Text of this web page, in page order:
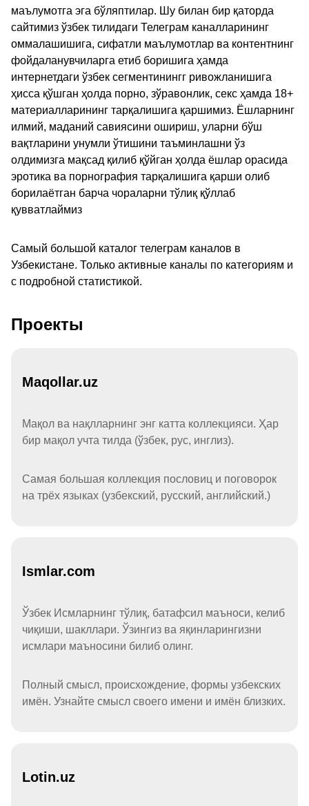
маълумотга эга бўляптилар. Шу билан бир қаторда
сайтимиз ўзбек тилидаги Телеграм каналларининг
оммалашишига, сифатли маълумотлар ва контентнинг
фойдаланувчиларга етиб боришига ҳамда
интернетдаги ўзбек сегментинингг ривожланишига
ҳисса қўшган ҳолда порно, зўравонлик, секс ҳамда 18+
материалларининг тарқалишига қаршимиз. Ёшларнинг
илмий, маданий савиясини ошириш, уларни бўш
вақтларини унумли ўтишини таъминлашни ўз
олдимизга мақсад қилиб қўйган ҳолда ёшлар орасида
эротика ва порнография тарқалишига қарши олиб
борилаётган барча чораларни тўлиқ қўллаб
қувватлаймиз
Самый большой каталог телеграм каналов в
Узбекистане. Только активные каналы по категориям и
с подробной статистикой.
Проекты
Maqollar.uz
Мақол ва нақлларнинг энг катта коллекцияси. Ҳар
бир мақол учта тилда (ўзбек, рус, инглиз).
Самая большая коллекция пословиц и поговорок
на трёх языках (узбекский, русский, английский.)
Ismlar.com
Ўзбек Исмларнинг тўлиқ, батафсил маъноси, келиб
чиқиши, шакллари. Ўзингиз ва яқинларингизни
исмлари маъносини билиб олинг.
Полный смысл, происхождение, формы узбекских
имён. Узнайте смысл своего имени и имён близких.
Lotin.uz